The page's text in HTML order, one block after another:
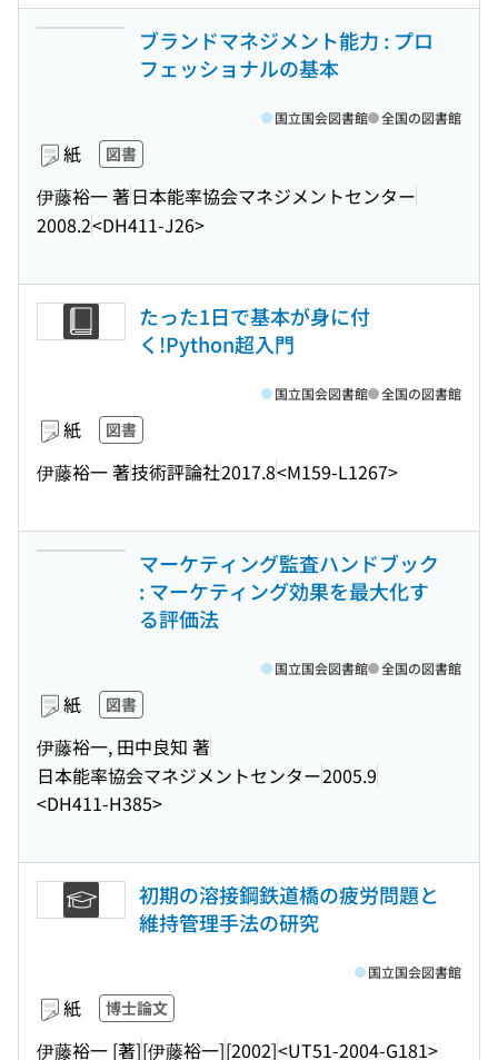
ブランドマネジメント能力 : プロ
フェッショナルの基本
紙 図書
伊藤裕一 著日本能率協会マネジメントセンター
2008.2<DH411-J26>
国立国会図書館 全国の図書館
たった1日で基本が身に付
く!Python超入門
紙 図書
伊藤裕一 著技術評論社2017.8<M159-L1267>
国立国会図書館 全国の図書館
マーケティング監査ハンドブック
: マーケティング効果を最大化す
る評価法
紙 図書
伊藤裕一, 田中良知 著
日本能率協会マネジメントセンター2005.9
<DH411-H385>
国立国会図書館 全国の図書館
初期の溶接鋼鉄道橋の疲労問題と
維持管理手法の研究
紙 博士論文
伊藤裕一 [著][伊藤裕一][2002]<UT51-2004-G181>
国立国会図書館